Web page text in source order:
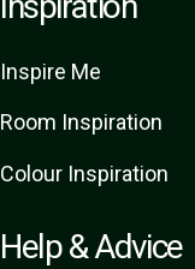
Inspire Me
Room Inspiration
Colour Inspiration
Help & Advice